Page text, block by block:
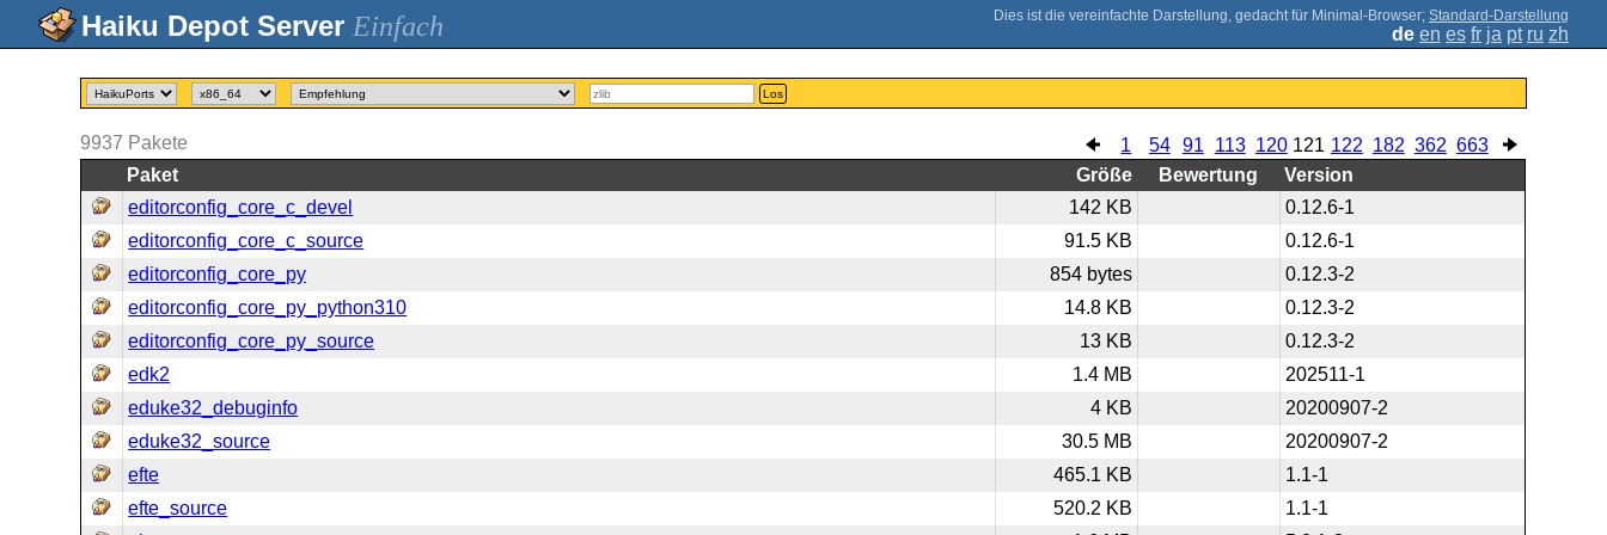
Einfach ; Standard-Darstellung
de en es fr ja pt ru zh
Los
1 54 91 113 120 121 122 182 362 663
9937 Pakete
Paket
Größe Bewertung
Version
editorconfig_core_c_devel
142 KB
0.12.6-1
editorconfig_core_c_source
91.5 KB
0.12.6-1
editorconfig_core_py
854 bytes
0.12.3-2
editorconfig_core_py_python310
14.8 KB
0.12.3-2
editorconfig_core_py_source
13 KB
0.12.3-2
edk2
1.4 MB
202511-1
eduke32_debuginfo
4 KB
20200907-2
eduke32_source
30.5 MB
20200907-2
efte
465.1 KB
1.1-1
efte_source
520.2 KB
1.1-1